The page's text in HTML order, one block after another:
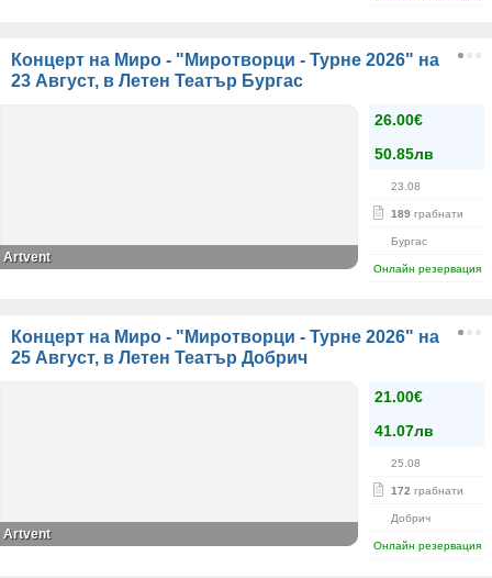
Концерт на Миро - "Миротворци - Турне 2026" на
23 Август, в Летен Театър Бургас
26.00€
50.85лв
23.08
189 грабнати
Бургас
Онлайн резервация
Artvent
Концерт на Миро - "Миротворци - Турне 2026" на
25 Август, в Летен Театър Добрич
21.00€
41.07лв
25.08
172 грабнати
Добрич
Онлайн резервация
Artvent